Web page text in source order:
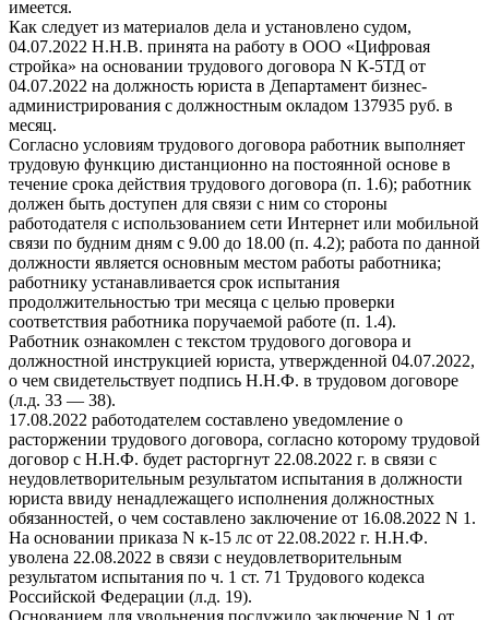
имеется.
Как следует из материалов дела и установлено судом,
04.07.2022 Н.Н.В. принята на работу в ООО «Цифровая
стройка» на основании трудового договора N К-5ТД от
04.07.2022 на должность юриста в Департамент бизнес-
администрирования с должностным окладом 137935 руб. в
месяц.
Согласно условиям трудового договора работник выполняет
трудовую функцию дистанционно на постоянной основе в
течение срока действия трудового договора (п. 1.6); работник
должен быть доступен для связи с ним со стороны
работодателя с использованием сети Интернет или мобильной
связи по будним дням с 9.00 до 18.00 (п. 4.2); работа по данной
должности является основным местом работы работника;
работнику устанавливается срок испытания
продолжительностью три месяца с целью проверки
соответствия работника поручаемой работе (п. 1.4).
Работник ознакомлен с текстом трудового договора и
должностной инструкцией юриста, утвержденной 04.07.2022,
о чем свидетельствует подпись Н.Н.Ф. в трудовом договоре
(л.д. 33 — 38).
17.08.2022 работодателем составлено уведомление о
расторжении трудового договора, согласно которому трудовой
договор с Н.Н.Ф. будет расторгнут 22.08.2022 г. в связи с
неудовлетворительным результатом испытания в должности
юриста ввиду ненадлежащего исполнения должностных
обязанностей, о чем составлено заключение от 16.08.2022 N 1.
На основании приказа N к-15 лс от 22.08.2022 г. Н.Н.Ф.
уволена 22.08.2022 в связи с неудовлетворительным
результатом испытания по ч. 1 ст. 71 Трудового кодекса
Российской Федерации (л.д. 19).
Основанием для увольнения послужило заключение N 1 от